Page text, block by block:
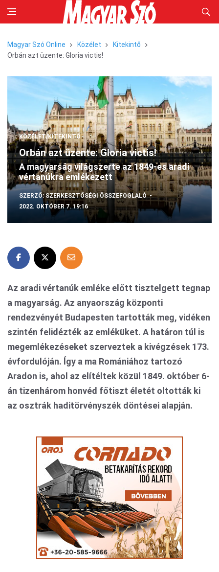
Magyar Szó Online Közélet
Kitekintő
Orbán azt üzente: Gloria victis!
KÖZÉLET/KITEKINTŐ
Orbán azt üzente: Gloria victis!
A magyarság világszerte az 1849-es aradi
vértanúkra emlékezett
SZERZŐ:SZERKESZTŐSÉGI ÖSSZEFOGLALÓ
2022. OKTÓBER 7. 19:16
Az aradi vértanúk emléke előtt tisztelgett tegnap
a magyarság. Az anyaország központi
rendezvényét Budapesten tartották meg, vidéken
szintén felidézték az emléküket. A határon túl is
megemlékezéseket szerveztek a kivégzések 173.
évfordulóján. Így a ma Romániához tartozó
Aradon is, ahol az elítéltek közül 1849. október 6-
án tizenhárom honvéd főtiszt életét oltották ki
az osztrák haditörvényszék döntései alapján.